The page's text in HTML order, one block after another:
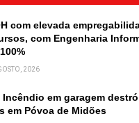
com elevada
com Engenharia
2026
Incêndio em garagem
em Póvoa de Midões